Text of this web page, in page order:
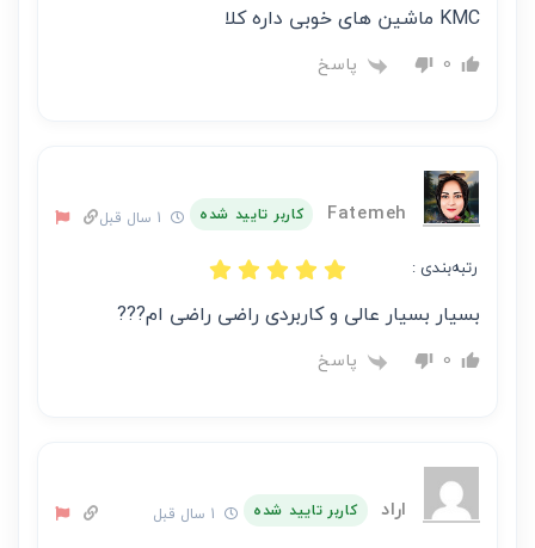
KMC ماشین های خوبی داره کلا
0 پاسخ
Fatemeh کاربر تایید شده
رتبه‌بندی :
بسیار بسیار عالی و کاربردی راضی راضی ام???
0 پاسخ
اراد کاربر تایید شده